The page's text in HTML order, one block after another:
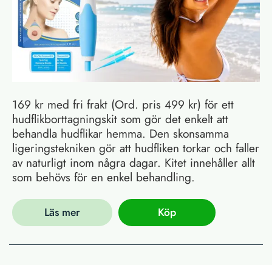
169 kr med fri frakt (Ord. pris 499 kr) för ett
hudflikborttagningskit som gör det enkelt att
behandla hudflikar hemma. Den skonsamma
ligeringstekniken gör att hudfliken torkar och faller
av naturligt inom några dagar. Kitet innehåller allt
som behövs för en enkel behandling.
Läs mer Köp